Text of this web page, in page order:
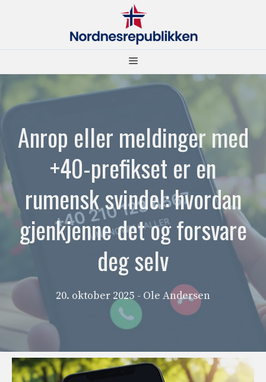
Meny
Anrop eller meldinger med
+40-prefikset er en
rumensk svindel: hvordan
gjenkjenne det og forsvare
deg selv
20. oktober 2025 - Ole Andersen